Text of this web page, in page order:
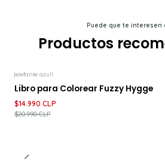
Puede que te interesen
Productos
DESCUENTO
|elefante azull
Libro para Colorear Fuzzy Hygge
$14.990 CLP
$20.990 CLP